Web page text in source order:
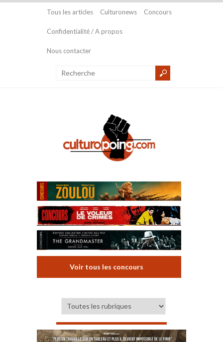
Tous les articles Culturonews Concours
Confidentialité / A propos
Nous contacter
Voir tous les concours